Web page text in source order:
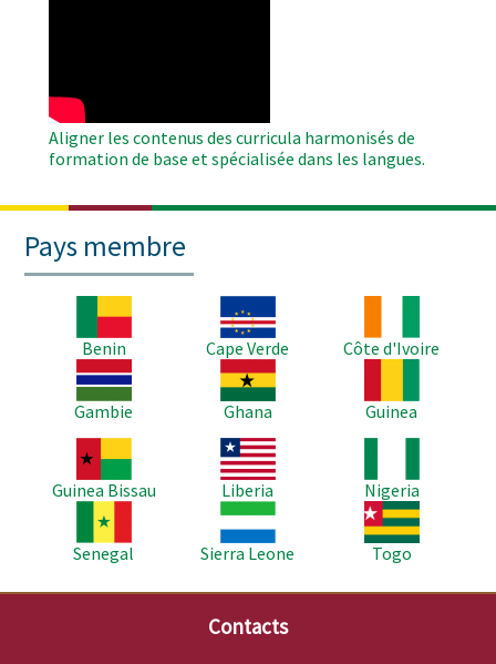
Aligner les contenus des curricula harmonisés de
formation de base et spécialisée dans les langues.
Pays membre
Benin
Image
Cape Verde
Côte d'Ivoire
Image
Gambie
Image
Ghana
Guinea
Image
Guinea Bissau
Image
Liberia
Nigeria
Senegal
Image
Sierra Leone
Image
Togo
Contacts